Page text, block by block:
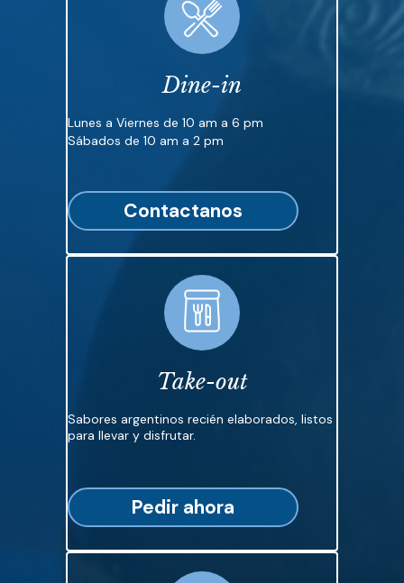
Dine-in
Lunes a Viernes de 10 am a 6 pm
Sábados de 10 am a 2 pm
Contactanos
Take-out
Sabores argentinos recién elaborados, listos
para llevar y disfrutar.
Pedir ahora